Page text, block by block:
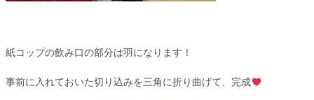
紙コップの飲み口の部分は羽になります！
事前に入れておいた切り込みを三角に折り曲げて、完成